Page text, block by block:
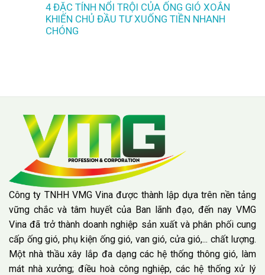
4 ĐẶC TÍNH NỔI TRỘI CỦA ỐNG GIÓ XOẮN
KHIẾN CHỦ ĐẦU TƯ XUỐNG TIỀN NHANH
CHÓNG
Công ty TNHH VMG Vina được thành lập dựa trên nền tảng
vững chắc và tâm huyết của Ban lãnh đạo, đến nay VMG
Vina đã trở thành doanh nghiệp sản xuất và phân phối cung
cấp ống gió, phụ kiện ống gió, van gió, cửa gió,... chất lượng.
Một nhà thầu xây lắp đa dạng các hệ thống thông gió, làm
mát nhà xưởng; điều hoà công nghiệp, các hệ thống xử lý